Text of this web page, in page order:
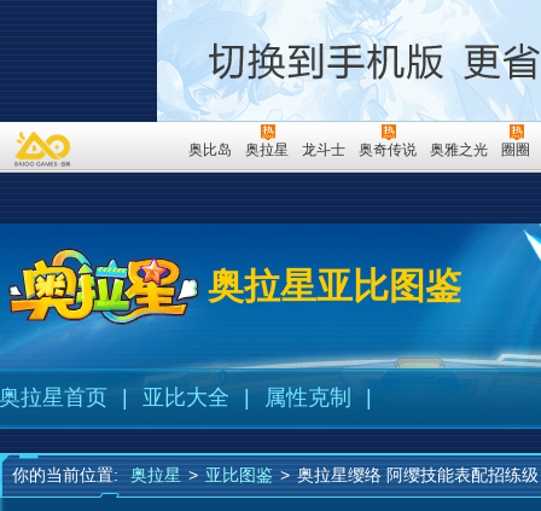
奥比岛 奥拉星 龙斗士 奥奇传说 奥雅之光 圈圈
奥拉星亚比图鉴
奥拉星首页 亚比大全 属性克制
你的当前位置: 奥拉星 > 亚比图鉴 > 奥拉星缨络 阿缨技能表配招练级